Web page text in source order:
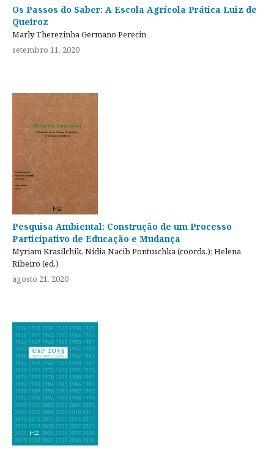
Os Passos do Saber: A Escola Agrícola Prática Luiz de
Queiroz
Marly Therezinha Germano Perecin
setembro 11, 2020
Pesquisa Ambiental: Construção de um Processo
Participativo de Educação e Mudança
Myriam Krasilchik, Nídia Nacib Pontuschka (coords.); Helena
Ribeiro (ed.)
agosto 21, 2020